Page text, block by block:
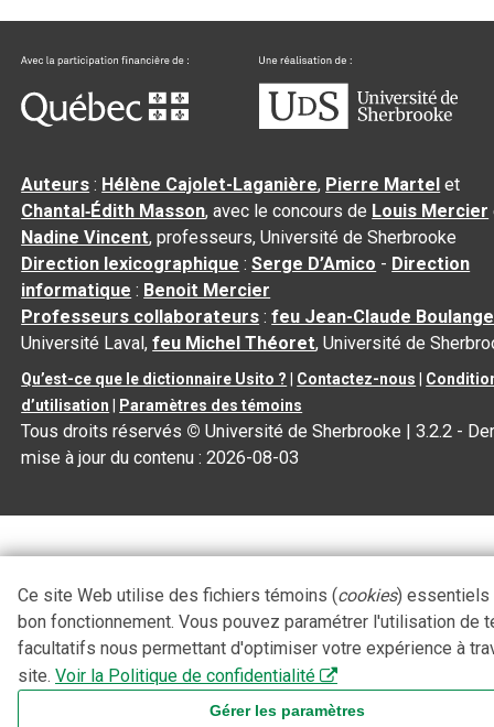
Auteurs : Hélène Cajolet-Laganière, Pierre Martel et
Chantal‑Édith Masson, avec le concours de Louis Mercier
Nadine Vincent, professeurs, Université de Sherbrooke
Direction lexicographique :Serge D’Amico - Direction
informatique : Benoit Mercier
Professeurs collaborateurs :feu Jean-Claude
Université Laval,feu Michel Théoret, Université de
Qu’est-ce que le dictionnaire Usito ? Contactez-nous
d’utilisation
Paramètres des témoins
Tous droits réservés © Université de Sherbrooke |3.2.2 -
mise à jour du contenu :2026-08-03
Ce site Web utilise des fichiers témoins (cookies) essentiels
bon fonctionnement. Vous pouvez paramétrer l'utilisation de
facultatifs nous permettant d'optimiser votre expérience à
site. Voir la Politique de confidentialité
Gérer les paramètres